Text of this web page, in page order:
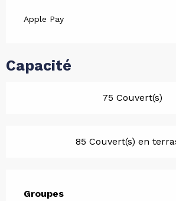
Apple Pay
Capacité
75 Couvert(s)
85 Couvert(s) en
Groupes
Groupes